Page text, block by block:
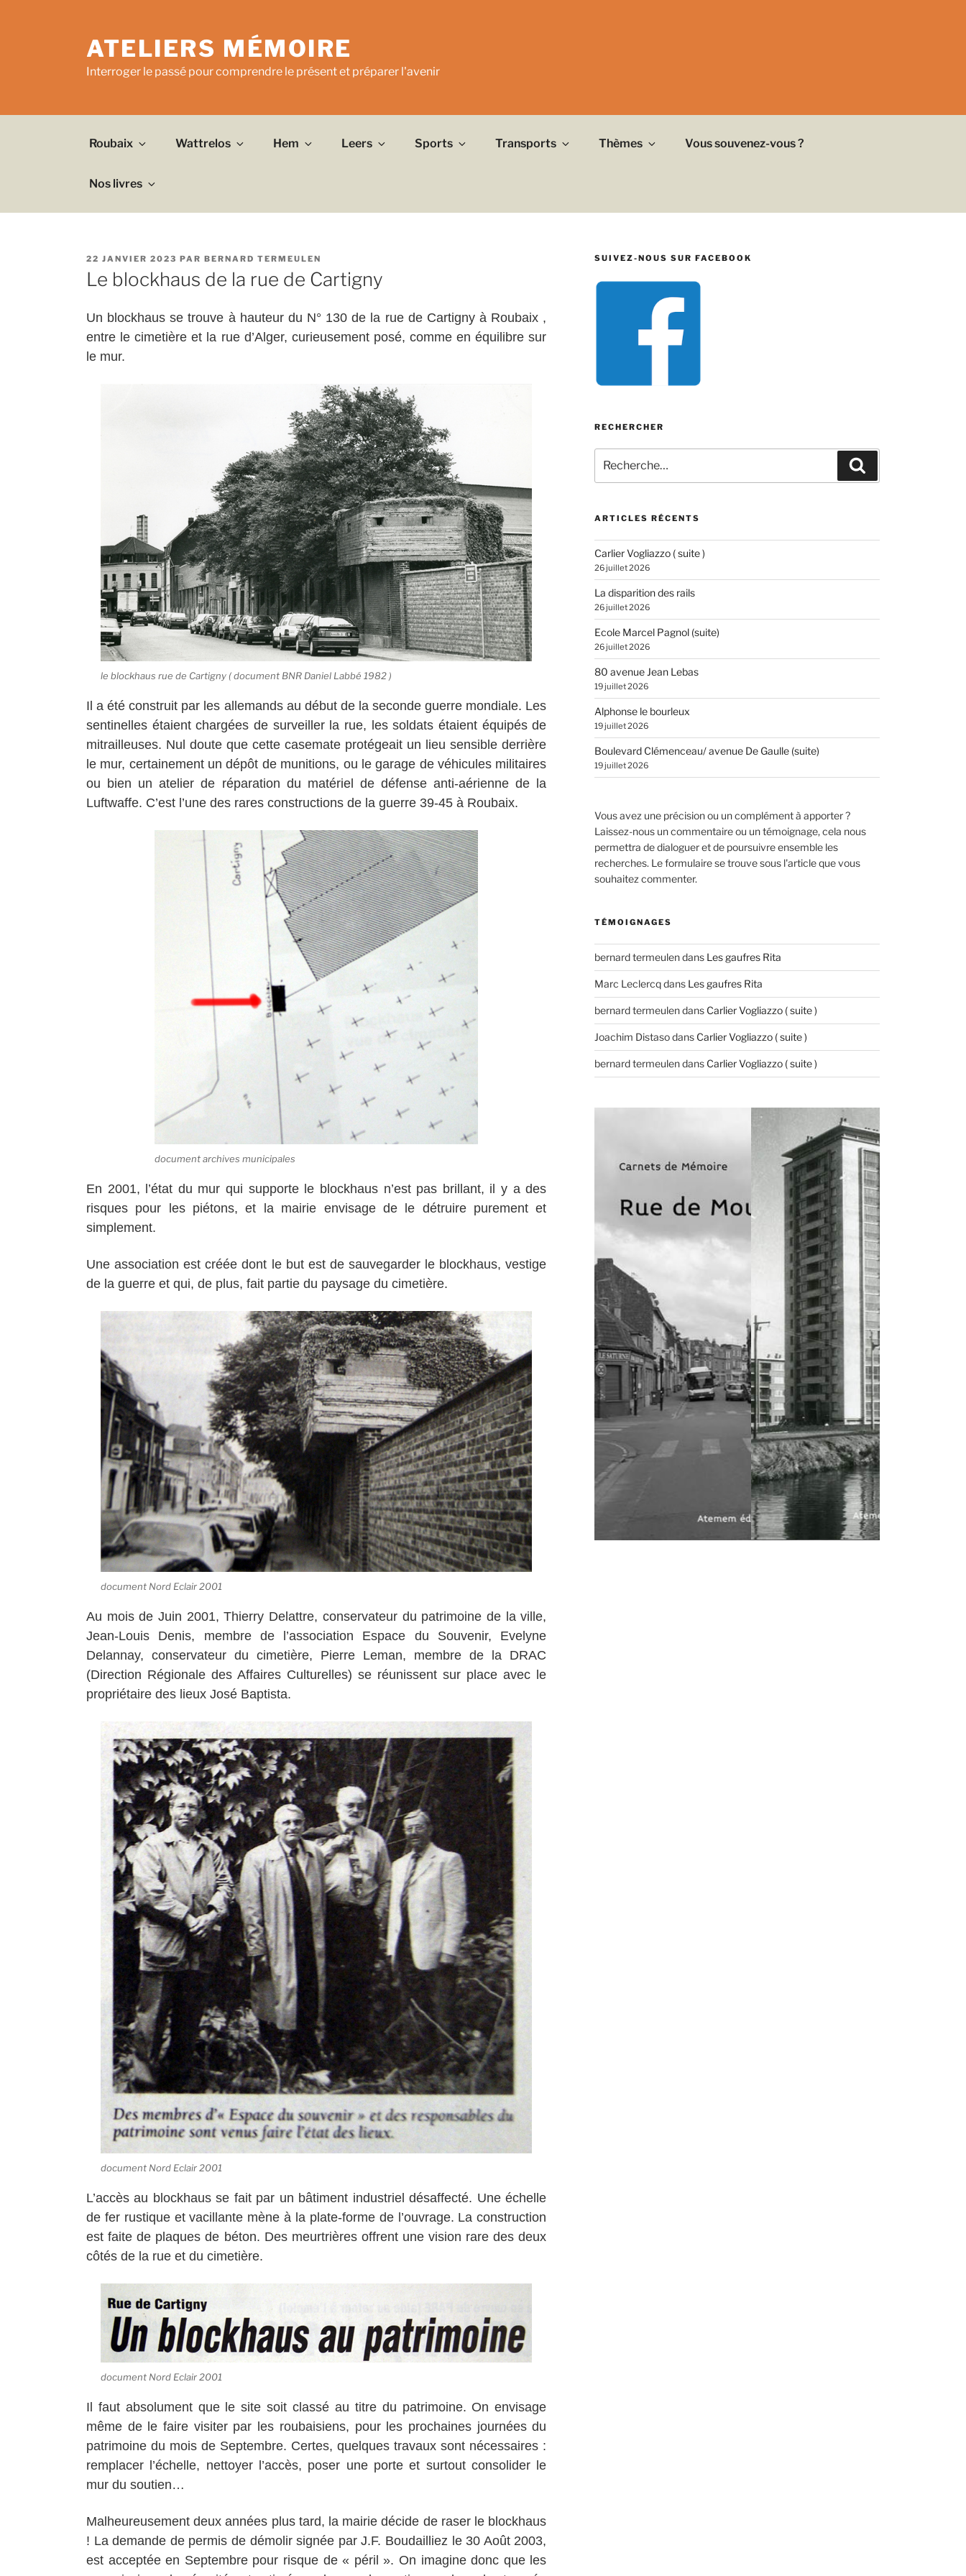
ATELIERS MÉMOIRE
Interroger le passé pour comprendre le présent et préparer l'avenir
Roubaix Wattrelos Hem Leers Sports Transports Thèmes Vous souvenez-vous ?
Nos livres
PUBLIÉ
LE
22 JANVIER 2023 PAR BERNARD TERMEULEN
Le blockhaus de la rue de Cartigny
Un blockhaus se trouve à hauteur du N° 130 de la rue de Cartigny à Roubaix ,
entre le cimetière et la rue d’Alger, curieusement posé, comme en équilibre sur
le mur.
le blockhaus rue de Cartigny ( document BNR Daniel Labbé 1982 )
Il a été construit par les allemands au début de la seconde guerre mondiale. Les
sentinelles étaient chargées de surveiller la rue, les soldats étaient équipés de
mitrailleuses. Nul doute que cette casemate protégeait un lieu sensible derrière
le mur, certainement un dépôt de munitions, ou le garage de véhicules militaires
ou bien un atelier de réparation du matériel de défense anti-aérienne de la
Luftwaffe. C’est l’une des rares constructions de la guerre 39-45 à Roubaix.
document archives municipales
En 2001, l’état du mur qui supporte le blockhaus n’est pas brillant, il y a des
risques pour les piétons, et la mairie envisage de le détruire purement et
simplement.
Une association est créée dont le but est de sauvegarder le blockhaus, vestige
de la guerre et qui, de plus, fait partie du paysage du cimetière.
document Nord Eclair 2001
Au mois de Juin 2001, Thierry Delattre, conservateur du patrimoine de la ville,
Jean-Louis Denis, membre de l’association Espace du Souvenir, Evelyne
Delannay, conservateur du cimetière, Pierre Leman, membre de la DRAC
(Direction Régionale des Affaires Culturelles) se réunissent sur place avec le
propriétaire des lieux José Baptista.
document Nord Eclair 2001
L’accès au blockhaus se fait par un bâtiment industriel désaffecté. Une échelle
de fer rustique et vacillante mène à la plate-forme de l’ouvrage. La construction
est faite de plaques de béton. Des meurtrières offrent une vision rare des deux
côtés de la rue et du cimetière.
document Nord Eclair 2001
Il faut absolument que le site soit classé au titre du patrimoine. On envisage
même de le faire visiter par les roubaisiens, pour les prochaines journées du
patrimoine du mois de Septembre. Certes, quelques travaux sont nécessaires :
remplacer l’échelle, nettoyer l’accès, poser une porte et surtout consolider le
mur du soutien…
Malheureusement deux années plus tard, la mairie décide de raser le blockhaus
! La demande de permis de démolir signée par J.F. Boudailliez le 30 Août 2003,
est acceptée en Septembre pour risque de « péril ». On imagine donc que les
SUIVEZ-NOUS SUR FACEBOOK
RECHERCHER
pour
:
ARTICLES RÉCENTS
Carlier Vogliazzo ( suite )
26 juillet 2026
La disparition des rails
26 juillet 2026
Ecole Marcel Pagnol (suite)
26 juillet 2026
80 avenue Jean Lebas
19 juillet 2026
Alphonse le bourleux
19 juillet 2026
Boulevard Clémenceau/ avenue De Gaulle (suite)
19 juillet 2026
Vous avez une précision ou un complément à apporter ?
Laissez-nous un commentaire ou un témoignage, cela nous
permettra de dialoguer et de poursuivre ensemble les
recherches. Le formulaire se trouve sous l'article que vous
souhaitez commenter.
TÉMOIGNAGES
bernard termeulendans Les gaufres Rita
Marc Leclercqdans Les gaufres Rita
bernard termeulendans Carlier Vogliazzo ( suite )
Joachim Distasodans Carlier Vogliazzo ( suite )
bernard termeulendans Carlier Vogliazzo ( suite )